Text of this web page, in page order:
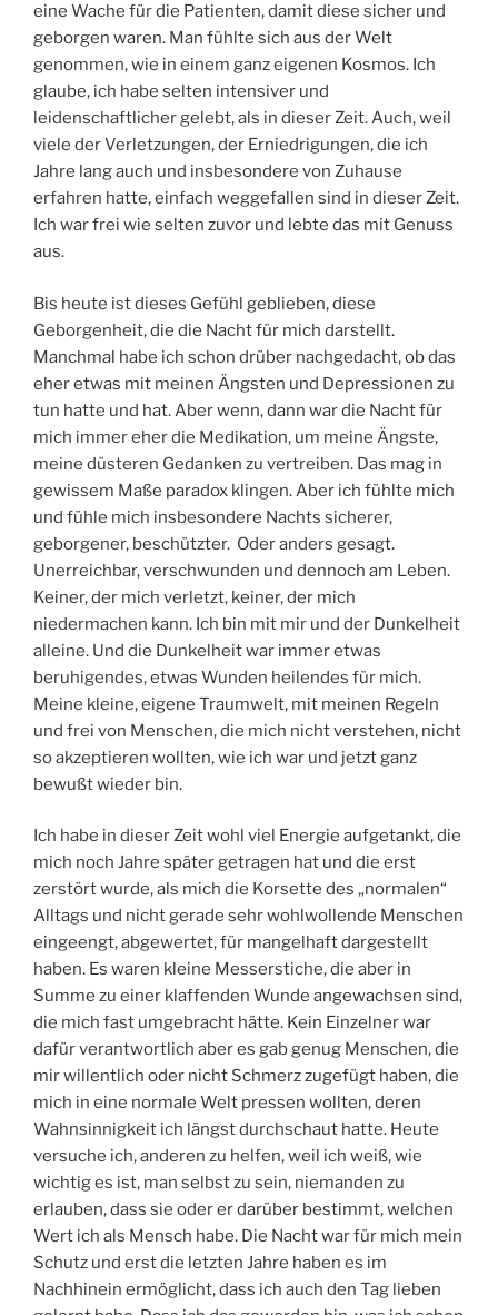
eine Wache für die Patienten, damit diese sicher und
geborgen waren. Man fühlte sich aus der Welt
genommen, wie in einem ganz eigenen Kosmos. Ich
glaube, ich habe selten intensiver und
leidenschaftlicher gelebt, als in dieser Zeit. Auch, weil
viele der Verletzungen, der Erniedrigungen, die ich
Jahre lang auch und insbesondere von Zuhause
erfahren hatte, einfach weggefallen sind in dieser Zeit.
Ich war frei wie selten zuvor und lebte das mit Genuss
aus.
Bis heute ist dieses Gefühl geblieben, diese
Geborgenheit, die die Nacht für mich darstellt.
Manchmal habe ich schon drüber nachgedacht, ob das
eher etwas mit meinen Ängsten und Depressionen zu
tun hatte und hat. Aber wenn, dann war die Nacht für
mich immer eher die Medikation, um meine Ängste,
meine düsteren Gedanken zu vertreiben. Das mag in
gewissem Maße paradox klingen. Aber ich fühlte mich
und fühle mich insbesondere Nachts sicherer,
geborgener, beschützter. Oder anders gesagt.
Unerreichbar, verschwunden und dennoch am Leben.
Keiner, der mich verletzt, keiner, der mich
niedermachen kann. Ich bin mit mir und der Dunkelheit
alleine. Und die Dunkelheit war immer etwas
beruhigendes, etwas Wunden heilendes für mich.
Meine kleine, eigene Traumwelt, mit meinen Regeln
und frei von Menschen, die mich nicht verstehen, nicht
so akzeptieren wollten, wie ich war und jetzt ganz
bewußt wieder bin.
Ich habe in dieser Zeit wohl viel Energie aufgetankt, die
mich noch Jahre später getragen hat und die erst
zerstört wurde, als mich die Korsette des „normalen“
Alltags und nicht gerade sehr wohlwollende Menschen
eingeengt, abgewertet, für mangelhaft dargestellt
haben. Es waren kleine Messerstiche, die aber in
Summe zu einer klaffenden Wunde angewachsen sind,
die mich fast umgebracht hätte. Kein Einzelner war
dafür verantwortlich aber es gab genug Menschen, die
mir willentlich oder nicht Schmerz zugefügt haben, die
mich in eine normale Welt pressen wollten, deren
Wahnsinnigkeit ich längst durchschaut hatte. Heute
versuche ich, anderen zu helfen, weil ich weiß, wie
wichtig es ist, man selbst zu sein, niemanden zu
erlauben, dass sie oder er darüber bestimmt, welchen
Wert ich als Mensch habe. Die Nacht war für mich mein
Schutz und erst die letzten Jahre haben es im
Nachhinein ermöglicht, dass ich auch den Tag lieben